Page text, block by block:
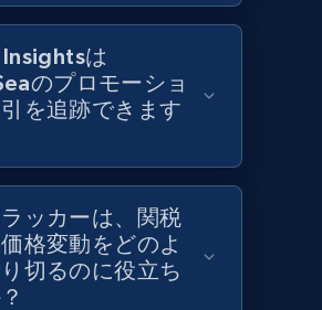
count, Initial price, Discount,
176+ 今すぐ始める
products by category url
Title, Product description,
count, Initial price, Discount,
は
のプロモーショ
を追跡できます
ッカーは、関税
格変動をどのよ
切るのに役立ち